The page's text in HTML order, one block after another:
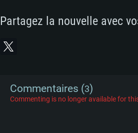
Partagez la nouvelle avec
Commentaires (3)
Commenting is no longer available for